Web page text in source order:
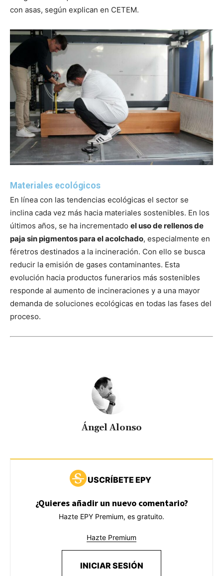
con asas, según explican en CETEM.
Materiales ecológicos
En línea con las tendencias ecológicas el sector se
inclina cada vez más hacia materiales sostenibles. En los
últimos años, se ha incrementado el uso de rellenos de
paja sin pigmentos para el acolchado, especialmente en
féretros destinados a la incineración. Con ello se busca
reducir la emisión de gases contaminantes. Esta
evolución hacia productos funerarios más sostenibles
responde al aumento de incineraciones y a una mayor
demanda de soluciones ecológicas en todas las fases del
proceso.
Ángel Alonso
USCRÍBETE EPY
¿Quieres añadir un nuevo comentario?
Hazte EPY Premium, es gratuito.
Hazte Premium
INICIAR SESIÓN